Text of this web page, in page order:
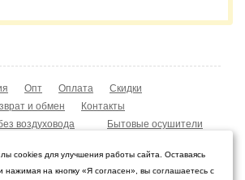
Опт Оплата
Скидки
и обмен
Контакты
воздуховода
Бытовые осушители
Охладители воздуха
Мойка воздуха Boneco W210
cookies для улучшения работы сайта. Оставаясь
на кнопку «Я согласен», вы соглашаетесь с